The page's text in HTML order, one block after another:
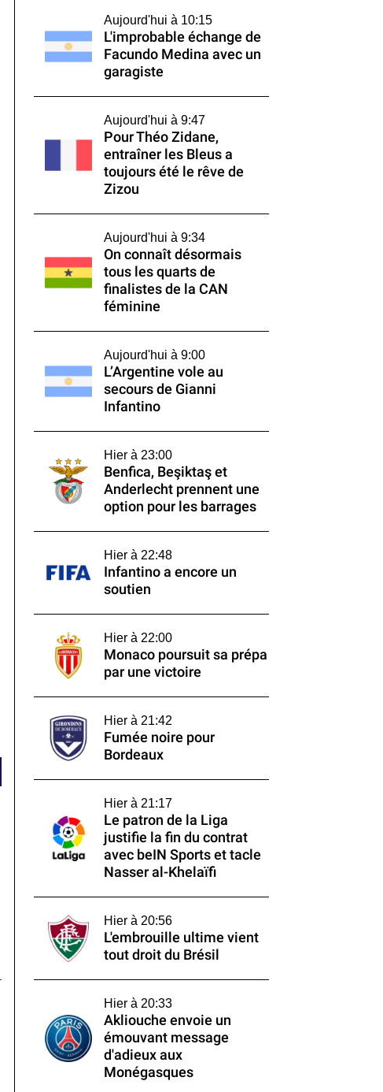
Aujourd'hui à 10:15
L'improbable échange de
Facundo Medina avec un
garagiste
Aujourd'hui à 9:47
Pour Théo Zidane,
entraîner les Bleus a
toujours été le rêve de
Zizou
Aujourd'hui à 9:34
On connaît désormais
tous les quarts de
finalistes de la CAN
féminine
Aujourd'hui à 9:00
L’Argentine vole au
secours de Gianni
Infantino
Hier à 23:00
Benfica, Beşiktaş et
Anderlecht prennent une
option pour les barrages
Hier à 22:48
Infantino a encore un
soutien
Hier à 22:00
Monaco poursuit sa prépa
par une victoire
Hier à 21:42
Fumée noire pour
Bordeaux
Hier à 21:17
Le patron de la Liga
justifie la fin du contrat
avec beIN Sports et tacle
Nasser al-Khelaïfi
Hier à 20:56
L'embrouille ultime vient
tout droit du Brésil
Hier à 20:33
Akliouche envoie un
émouvant message
d'adieux aux
Monégasques